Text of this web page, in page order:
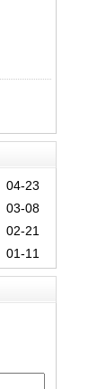
04-23
03-08
02-21
01-11